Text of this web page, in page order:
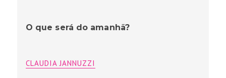
O que será do amanhã?
CLAUDIA JANNUZZI